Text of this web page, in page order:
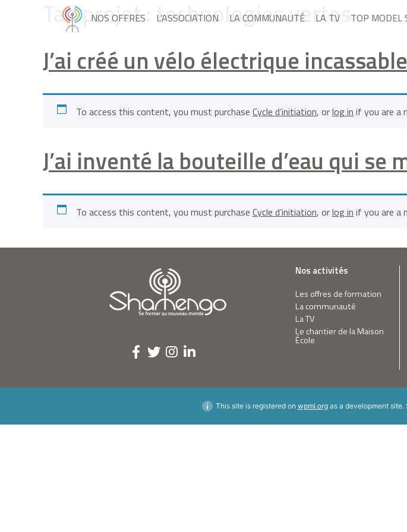
NOS OFFRES L’ASSOCIATION LA COMMUNAUTÉ LA TV TOP MODEL
Tag projet : technologies vertes
J’ai créé un vélo électrique
To access this content, you must purchase Cycle d’initiation, orlog in if you are a
J’ai inventé la bouteille d’eau qui se
To access this content, you must purchase Cycle d’initiation, orlog in if you are a
Nos activités
Les offres de formation
La communauté
La TV
Le chantier de la Maison
École
This site is registered on wpml.orgas a development site.